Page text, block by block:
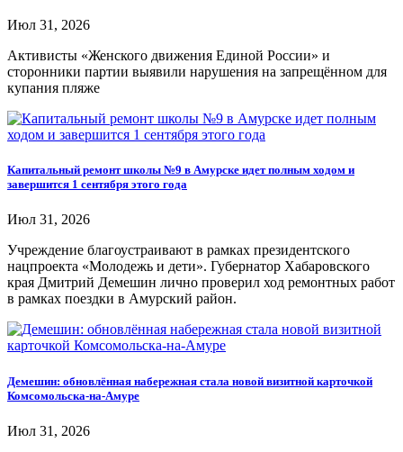
Июл 31, 2026
Активисты «Женского движения Единой России» и
сторонники партии выявили нарушения на запрещённом для
купания пляже
Капитальный ремонт школы №9 в Амурске идет полным ходом и
завершится 1 сентября этого года
Июл 31, 2026
Учреждение благоустраивают в рамках президентского
нацпроекта «Молодежь и дети». Губернатор Хабаровского
края Дмитрий Демешин лично проверил ход ремонтных работ
в рамках поездки в Амурский район.
Демешин: обновлённая набережная стала новой визитной карточкой
Комсомольска-на-Амуре
Июл 31, 2026